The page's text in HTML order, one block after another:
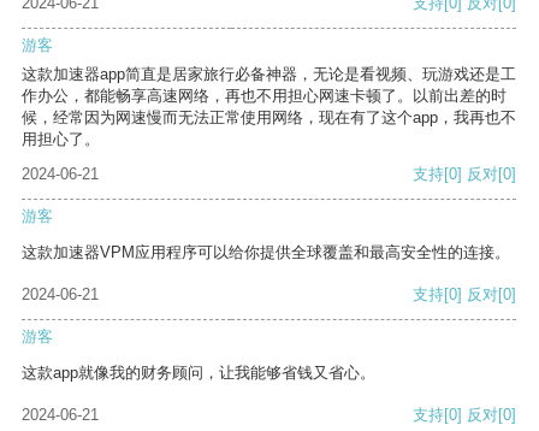
游客
这款加速器app简直是居家旅行必备神器，无论是看视频、玩游戏还是工
作办公，都能畅享高速网络，再也不用担心网速卡顿了。以前出差的时
候，经常因为网速慢而无法正常使用网络，现在有了这个app，我再也不
用担心了。
2024-06-21
支持[0] 反对[0]
游客
这款加速器VPM应用程序可以给你提供全球覆盖和最高安全性的连接。
2024-06-21 支持[0] 反对[0]
游客
这款app就像我的财务顾问，让我能够省钱又省心。
2024-06-21 支持[0] 反对[0]